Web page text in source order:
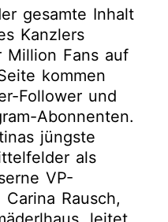
gesamte Inhalt
Kanzlers
Million Fans auf
kommen
Follower und
Abonnenten.
jüngste
als
VP-
Rausch,